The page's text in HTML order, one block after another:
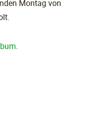
Montag von
.